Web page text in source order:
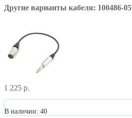
Другие варианты кабеля: 100486-05
1 225 р.
В наличии: 40